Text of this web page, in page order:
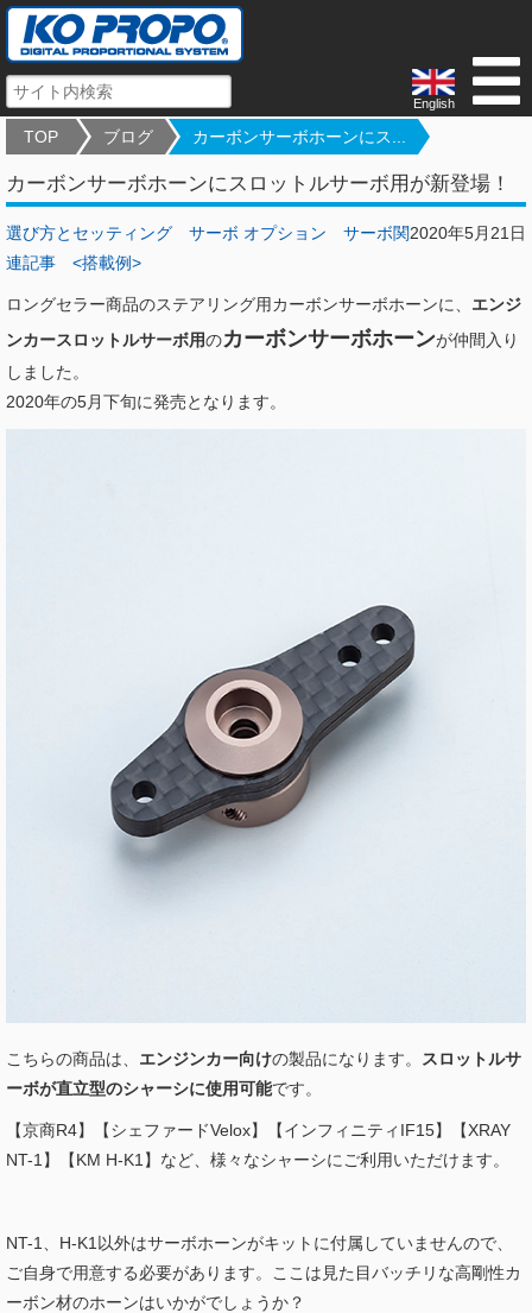
English
TOP ブログ カーボンサーボホーンにス...
カーボンサーボホーンにスロットルサーボ用が新登場！
2020年5月21日
選び方とセッティング サーボ オプション
サーボ関
連記事
<搭載例>
ロングセラー商品のステアリング用カーボンサーボホーンに、 エンジ
ンカースロットルサーボ用のカーボンサーボホーンが仲間入り
しました。
2020年の5月下旬に発売となります。
こちらの商品は、 エンジンカー向けの製品になります。
スロットルサ
ーボが直立型のシャーシに使用可能です。
【京商R4】【シェファードVelox】【インフィニティIF15】【XRAY
NT-1】【KM H-K1】など、様々なシャーシにご利用いただけます。
NT-1、H-K1以外はサーボホーンがキットに付属していませんので、
ご自身で用意する必要があります。ここは見た目バッチリな高剛性カ
ーボン材のホーンはいかがでしょうか？